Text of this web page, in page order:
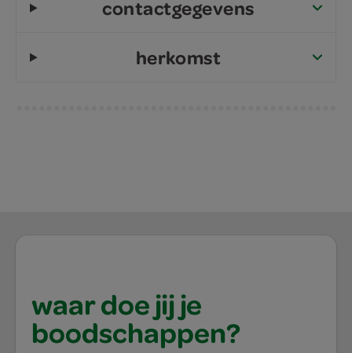
contactgegevens
herkomst
waar doe jij je
boodschappen?